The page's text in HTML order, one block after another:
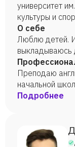
университет
культуры и
физической
О себе
Люблю детей.
выкладываюсь
Преподаю
начальной
Подробнее